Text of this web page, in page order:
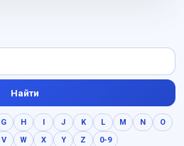
Найти
G H I J K L M N
O
V W X Y Z 0-9